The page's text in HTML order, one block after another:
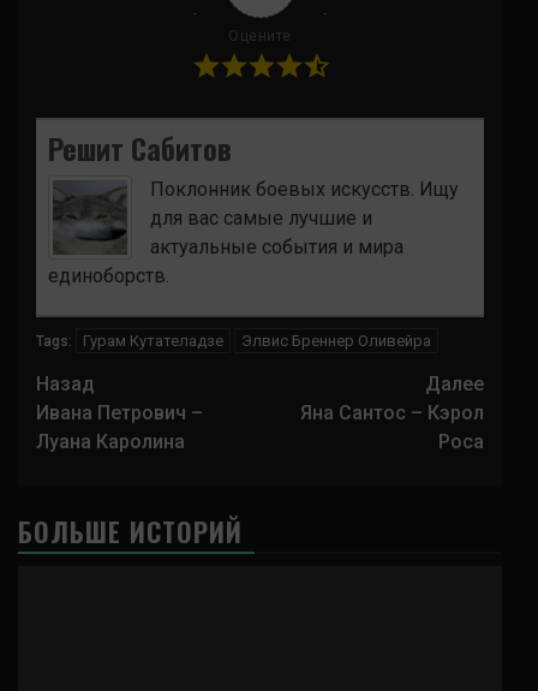
Оцените
Решит Сабитов
Поклонник боевых искусств. Ищу
для вас самые лучшие и
актуальные события и мира
единоборств.
Tags: Гурам Кутателадзе Элвис Бреннер Оливейра
Навигация
записи
Назад
Ивана Петрович –
Луана Каролина
Далее
Яна Сантос – Кэрол
Роса
БОЛЬШЕ ИСТОРИЙ